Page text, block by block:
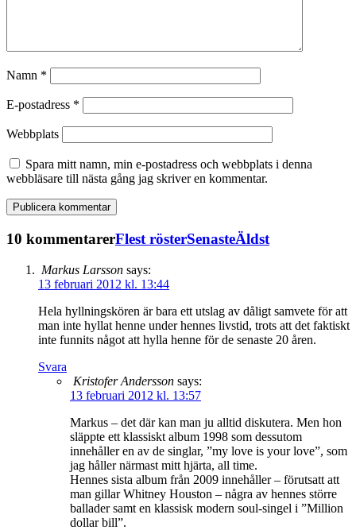
Namn *
E-postadress *
Webbplats
Spara mitt namn, min e-postadress och webbplats i denna
webbläsare till nästa gång jag skriver en kommentar.
10 kommentarerFlest rösterSenasteÄldst
Markus Larsson says:
13 februari 2012 kl. 13:44
Hela hyllningskören är bara ett utslag av dåligt samvete för att
man inte hyllat henne under hennes livstid, trots att det faktiskt
inte funnits något att hylla henne för de senaste 20 åren.
Svara
Kristofer Andersson says:
13 februari 2012 kl. 13:57
Markus – det där kan man ju alltid diskutera. Men hon
släppte ett klassiskt album 1998 som dessutom
innehåller en av de singlar, ”my love is your love”, som
jag håller närmast mitt hjärta, all time.
Hennes sista album från 2009 innehåller – förutsatt att
man gillar Whitney Houston – några av hennes större
ballader samt en klassisk modern soul-singel i ”Million
dollar bill”.